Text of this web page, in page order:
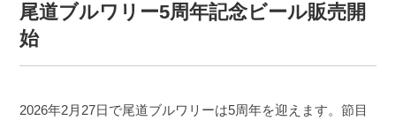
尾道ブルワリー5周年記念ビール販売開
始
2026年2月27日で尾道ブルワリーは5周年を迎えます。節目